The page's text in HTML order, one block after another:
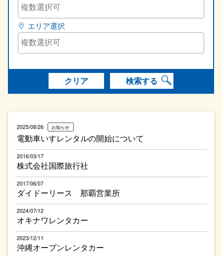
エリア選択
クリア 検索する
2025/08/26 お知らせ
電動車いすレンタルの開始について
2016/03/17
株式会社国際旅行社
2017/06/07
ダイドーリース 那覇営業所
2024/07/12
オキナワレンタカー
2023/12/11
沖縄オープンレンタカー